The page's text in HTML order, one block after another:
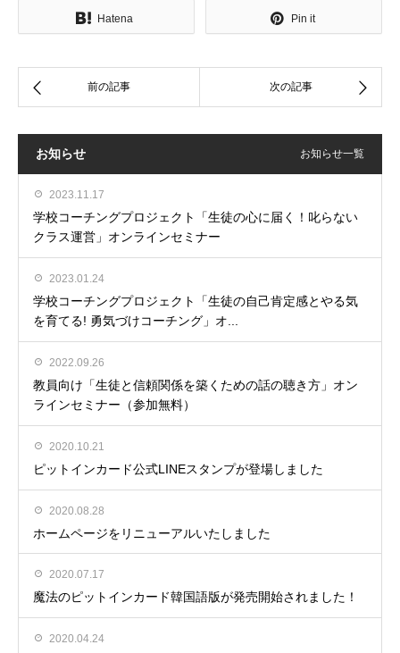
Hatena Pin it
お知らせ お知らせ一覧
2023.11.17
学校コーチングプロジェクト「生徒の心に届く！叱らない
クラス運営」オンラインセミナー
2023.01.24
学校コーチングプロジェクト「生徒の自己肯定感とやる気
を育てる! 勇気づけコーチング」オ...
2022.09.26
教員向け「生徒と信頼関係を築くための話の聴き方」オン
ラインセミナー（参加無料）
2020.10.21
ピットインカード公式LINEスタンプが登場しました
2020.08.28
ホームページをリニューアルいたしました
2020.07.17
魔法のピットインカード韓国語版が発売開始されました！
2020.04.24